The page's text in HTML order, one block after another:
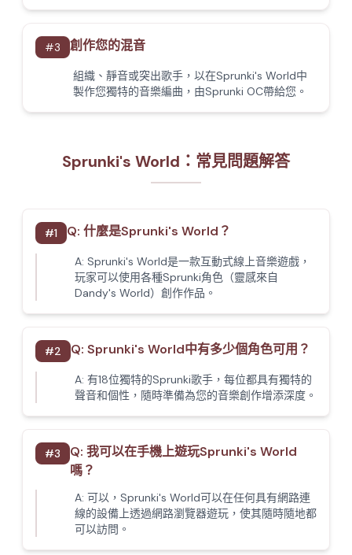
#3 創作您的混音
組織、靜音或突出歌手，以在Sprunki's World中
製作您獨特的音樂編曲，由Sprunki OC帶給您。
Sprunki's World：常見問題解答
#1 Q: 什麼是Sprunki's World？
A: Sprunki's World是一款互動式線上音樂遊戲，
玩家可以使用各種Sprunki角色（靈感來自
Dandy's World）創作作品。
#2 Q: Sprunki's World中有多少個角色可用？
A: 有18位獨特的Sprunki歌手，每位都具有獨特的
聲音和個性，隨時準備為您的音樂創作增添深度。
#3 Q: 我可以在手機上遊玩Sprunki's World
嗎？
A: 可以，Sprunki's World可以在任何具有網路連
線的設備上透過網路瀏覽器遊玩，使其隨時隨地都
可以訪問。